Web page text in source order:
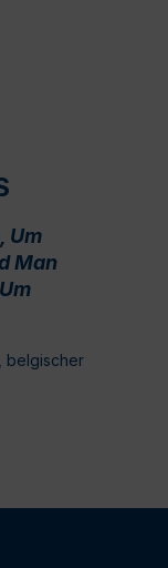
Um
Man
belgischer